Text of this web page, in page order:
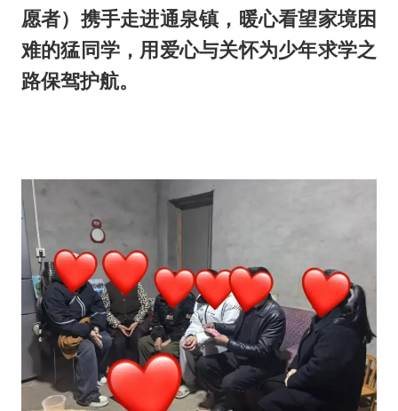
愿者）携手走进通泉镇，暖心看望家境困
难的猛同学，用爱心与关怀为少年求学之
路保驾护航。